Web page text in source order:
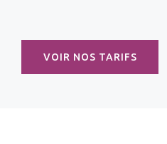
VOIR NOS TARIFS